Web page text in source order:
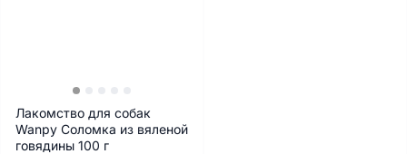
Лакомство для собак
Wanpy Соломка из вяленой
говядины 100 г